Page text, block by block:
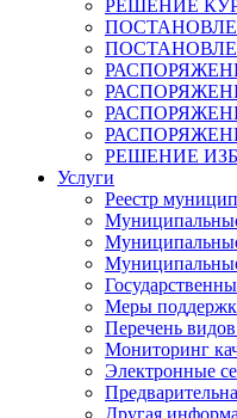
РЕШЕНИЕ
РЕШЕНИЕ
Услуги
Реестр
Муниципальные
Меры
Перечень
Мониторинг
Электронные
Другая